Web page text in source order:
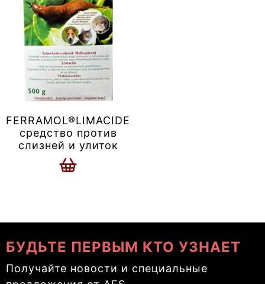
FERRAMOL®LIMACIDE
средство против
слизней и улиток
БУДЬТЕ ПЕРВЫМ КТО УЗНАЕТ
Получайте новости и специальные